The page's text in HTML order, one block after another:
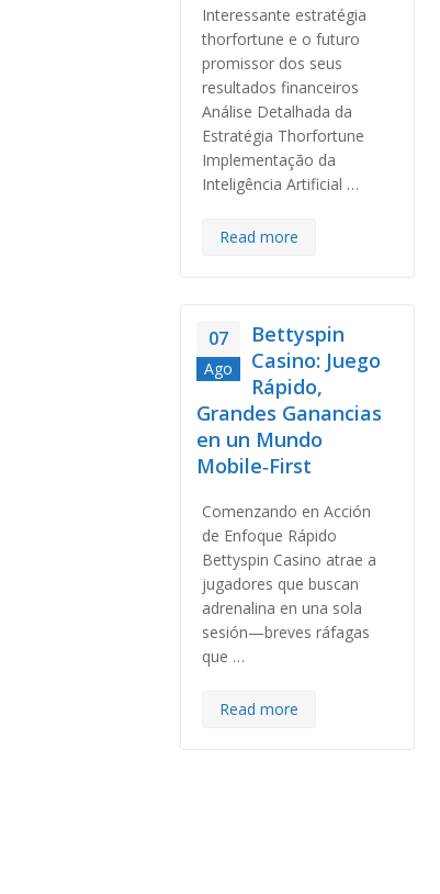
Interessante estratégia
thorfortune e o futuro
promissor dos seus
resultados financeiros
Análise Detalhada da
Estratégia Thorfortune
Implementação da
Inteligência Artificial …
Read more
07
Ago
Bettyspin
Casino: Juego
Rápido,
Grandes Ganancias
en un Mundo
Mobile‑First
Comenzando en Acción
de Enfoque Rápido
Bettyspin Casino atrae a
jugadores que buscan
adrenalina en una sola
sesión—breves ráfagas
que …
Read more